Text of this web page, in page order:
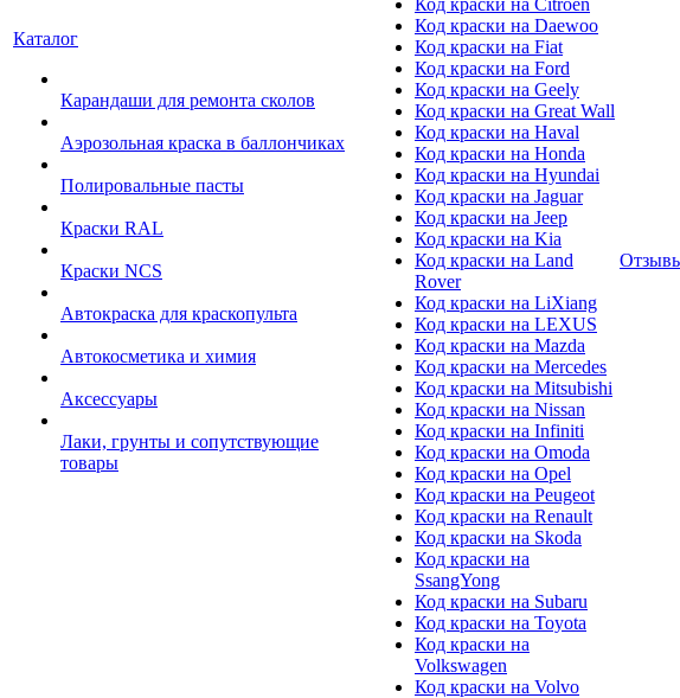
Каталог
Карандаши для ремонта сколов
Аэрозольная краска в баллончиках
Полировальные пасты
Краски RAL
Краски NCS
Автокраска для краскопульта
Автокосметика и химия
Аксессуары
Лаки, грунты и сопутствующие
товары
Код краски на Citroen
Код краски на Daewoo
Код краски на Fiat
Код краски на Ford
Код краски на Geely
Код краски на Great Wall
Код краски на Haval
Код краски на Honda
Код краски на Hyundai
Код краски на Jaguar
Код краски на Jeep
Код краски на Kia
Код краски на Land
Rover
Код краски на LiXiang
Код краски на LEXUS
Код краски на Mazda
Код краски на Mercedes
Код краски на Mitsubishi
Код краски на Nissan
Код краски на Infiniti
Код краски на Omoda
Код краски на Opel
Код краски на Peugeot
Код краски на Renault
Код краски на Skoda
Код краски на
SsangYong
Код краски на Subaru
Код краски на Toyota
Код краски на
Volkswagen
Код краски на Volvo